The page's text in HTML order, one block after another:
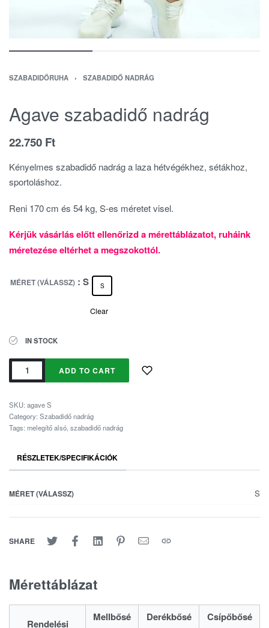
SZABADIDŐRUHA › SZABADIDŐ NADRÁG
Agave szabadidő nadrág
22.750 Ft
Kényelmes szabadidő nadrág a laza hétvégékhez, sétákhoz,
sportoláshoz.
Reni 170 cm és 54 kg, S-es méretet visel.
Kérjük vásárlás előtt ellenőrizd a mérettáblázatot, ruháink
méretezése eltérhet a megszokottól.
MÉRET (VÁLASSZ) : S S
Clear
IN STOCK
ADD TO CART
SKU: agave S
Category: Szabadidő nadrág
Tags: melegítő alsó szabadidő nadrág
RÉSZLETEK/SPECIFIKÁCIÓK
MÉRET (VÁLASSZ) S
SHARE
Mérettáblázat
Rendelési
Mellbősé
Derékbősé
Csípőbősé